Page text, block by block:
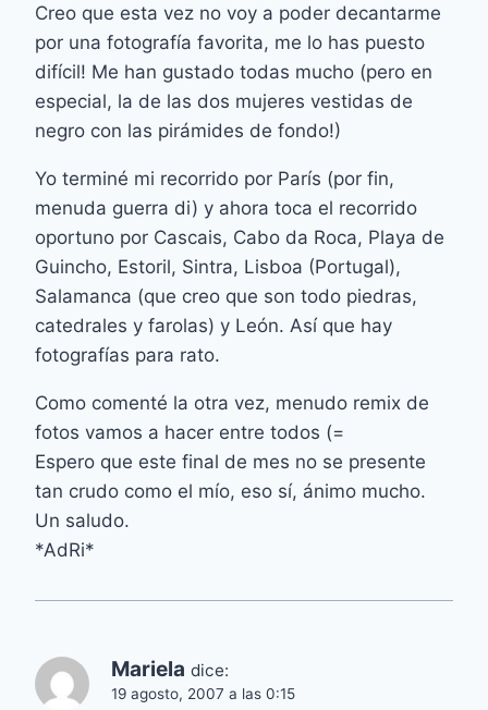
Creo que esta vez no voy a poder decantarme
por una fotografía favorita, me lo has puesto
difícil! Me han gustado todas mucho (pero en
especial, la de las dos mujeres vestidas de
negro con las pirámides de fondo!)
Yo terminé mi recorrido por París (por fin,
menuda guerra di) y ahora toca el recorrido
oportuno por Cascais, Cabo da Roca, Playa de
Guincho, Estoril, Sintra, Lisboa (Portugal),
Salamanca (que creo que son todo piedras,
catedrales y farolas) y León. Así que hay
fotografías para rato.
Como comenté la otra vez, menudo remix de
fotos vamos a hacer entre todos (=
Espero que este final de mes no se presente
tan crudo como el mío, eso sí, ánimo mucho.
Un saludo.
*AdRi*
Mariela dice:
19 agosto, 2007 a las 0:15